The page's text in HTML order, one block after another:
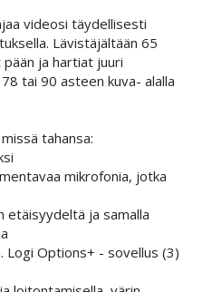
videosi täydellisesti
Lävistäjältään 65
ja hartiat juuri
tai 90 asteen kuva- alalla
tahansa:
mikrofonia, jotka
etäisyydeltä ja samalla
Logi Options+ - sovellus (3)